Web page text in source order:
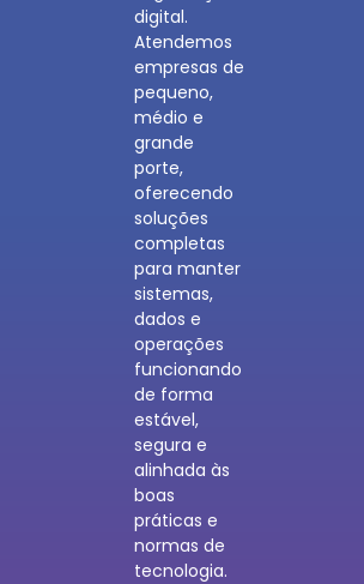
digital.
Atendemos
empresas de
pequeno,
médio e
grande
porte,
oferecendo
soluções
completas
para manter
sistemas,
dados e
operações
funcionando
de forma
estável,
segura e
alinhada às
boas
práticas e
normas de
tecnologia.